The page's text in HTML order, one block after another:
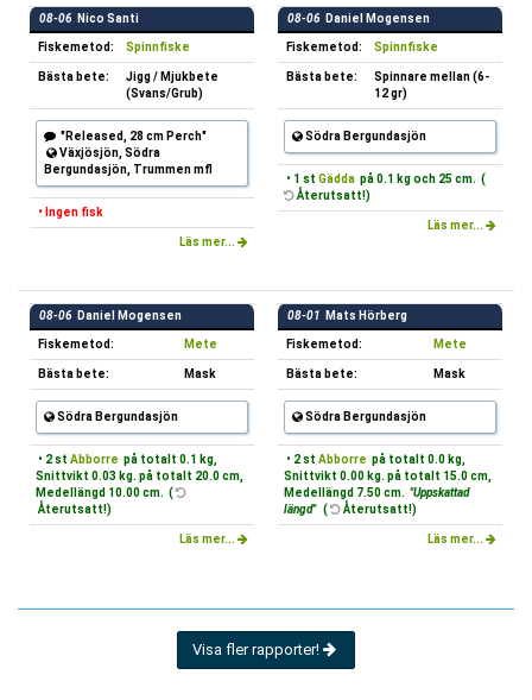
08-06 Nico Santi
Fiskemetod: Spinnfiske
Bästa bete:
Jigg / Mjukbete
(Svans/Grub)
"Released, 28 cm Perch"
Växjösjön, Södra
Bergundasjön, Trummen mfl
• Ingen fisk
Läs mer...
08-06 Daniel Mogensen
Fiskemetod: Spinnfiske
Bästa bete:
Spinnare mellan (6-
12 gr)
Södra Bergundasjön
• 1 st Gädda på 0.1 kg och 25 cm. (
Återutsatt!)
Läs mer...
08-06 Daniel Mogensen
Fiskemetod: Mete
Bästa bete: Mask
Södra Bergundasjön
• 2 st Abborre på totalt 0.1 kg,
Snittvikt 0.03 kg. på totalt 20.0 cm,
Medellängd 10.00 cm. (
Återutsatt!)
Läs mer...
08-01 Mats Hörberg
Fiskemetod: Mete
Bästa bete: Mask
Södra Bergundasjön
• 2 st Abborre på totalt 0.0 kg,
Snittvikt 0.00 kg. på totalt 15.0 cm,
Medellängd 7.50 cm. "Uppskattad
längd" ( Återutsatt!)
Läs mer...
Visa fler rapporter!